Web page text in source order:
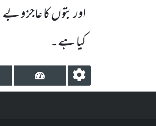
اور بتوںکا عاجز و
کیا ہے۔